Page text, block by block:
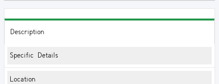
Description
Specific Details
Location